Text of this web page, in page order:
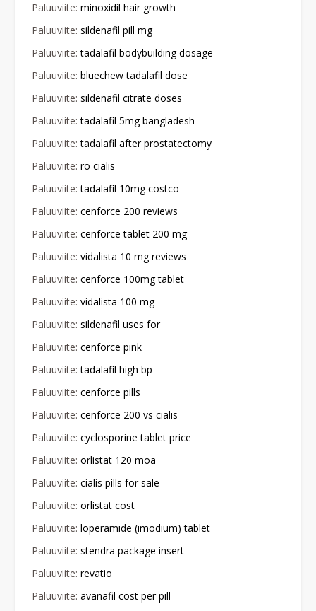
Paluuviite: minoxidil hair growth
Paluuviite: sildenafil pill mg
Paluuviite:tadalafil bodybuilding dosage
Paluuviite: bluechew tadalafil dose
Paluuviite: sildenafil citrate doses
Paluuviite:tadalafil 5mg bangladesh
Paluuviite:tadalafil after prostatectomy
Paluuviite: ro cialis
Paluuviite:tadalafil 10mg costco
Paluuviite: cenforce 200 reviews
Paluuviite: cenforce tablet 200 mg
Paluuviite: vidalista 10 mg reviews
Paluuviite: cenforce 100mg tablet
Paluuviite: vidalista 100 mg
Paluuviite: sildenafil uses for
Paluuviite: cenforce pink
Paluuviite:tadalafil high bp
Paluuviite: cenforce pills
Paluuviite: cenforce 200 vs cialis
Paluuviite: cyclosporine tablet price
Paluuviite: orlistat 120 moa
Paluuviite: cialis pills for sale
Paluuviite: orlistat cost
Paluuviite: loperamide (imodium) tablet
Paluuviite: stendra package insert
Paluuviite: revatio
Paluuviite: avanafil cost per pill